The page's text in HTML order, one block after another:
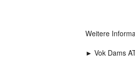
Weitere
► Vok Dams